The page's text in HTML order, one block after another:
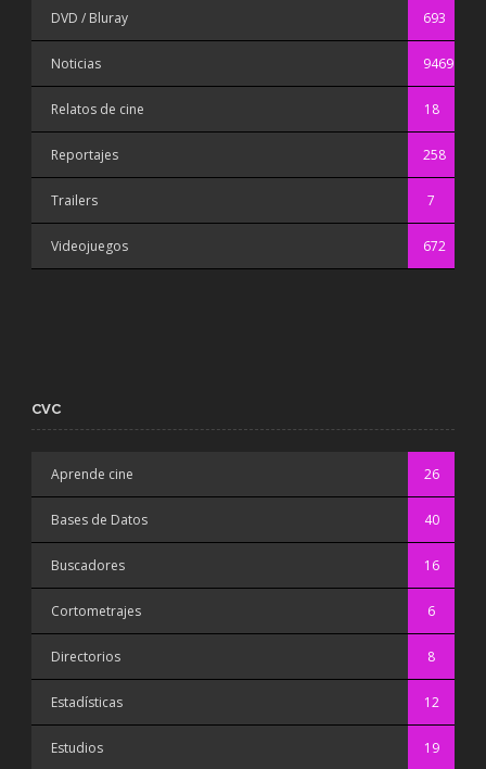
DVD / Bluray 693
Noticias 9469
Relatos de cine 18
Reportajes 258
Trailers 7
Videojuegos 672
CVC
Aprende cine 26
Bases de Datos 40
Buscadores 16
Cortometrajes 6
Directorios 8
Estadísticas 12
Estudios 19